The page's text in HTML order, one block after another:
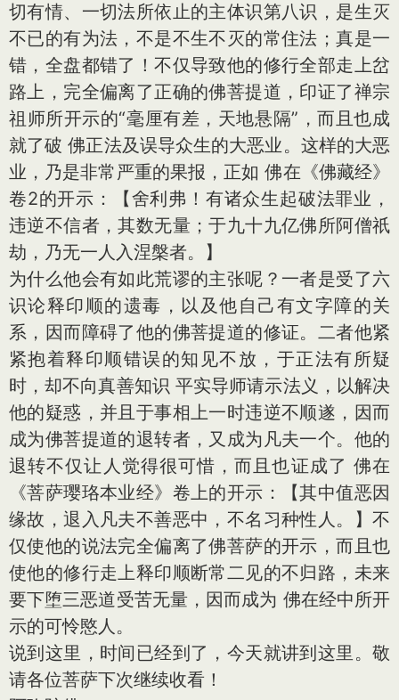
切有情、一切法所依止的主体识第八识，是生灭
不已的有为法，不是不生不灭的常住法；真是一
错，全盘都错了！不仅导致他的修行全部走上岔
路上，完全偏离了正确的佛菩提道，印证了禅宗
祖师所开示的“毫厘有差，天地悬隔”，而且也成
就了破 佛正法及误导众生的大恶业。这样的大恶
业，乃是非常严重的果报，正如 佛在《佛藏经》
卷2的开示：【舍利弗！有诸众生起破法罪业，
违逆不信者，其数无量；于九十九亿佛所阿僧祇
劫，乃无一人入涅槃者。】
为什么他会有如此荒谬的主张呢？一者是受了六
识论释印顺的遗毒，以及他自己有文字障的关
系，因而障碍了他的佛菩提道的修证。二者他紧
紧抱着释印顺错误的知见不放，于正法有所疑
时，却不向真善知识 平实导师请示法义，以解决
他的疑惑，并且于事相上一时违逆不顺遂，因而
成为佛菩提道的退转者，又成为凡夫一个。他的
退转不仅让人觉得很可惜，而且也证成了 佛在
《菩萨璎珞本业经》卷上的开示：【其中值恶因
缘故，退入凡夫不善恶中，不名习种性人。】不
仅使他的说法完全偏离了佛菩萨的开示，而且也
使他的修行走上释印顺断常二见的不归路，未来
要下堕三恶道受苦无量，因而成为 佛在经中所开
示的可怜愍人。
说到这里，时间已经到了，今天就讲到这里。敬
请各位菩萨下次继续收看！